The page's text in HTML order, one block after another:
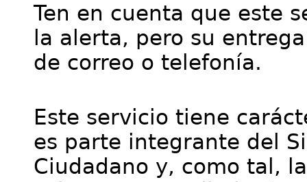
Ten en cuenta que este
la alerta, pero su
de correo o telefonía.
Este servicio tiene
es parte integrante del
Ciudadano y, como tal,